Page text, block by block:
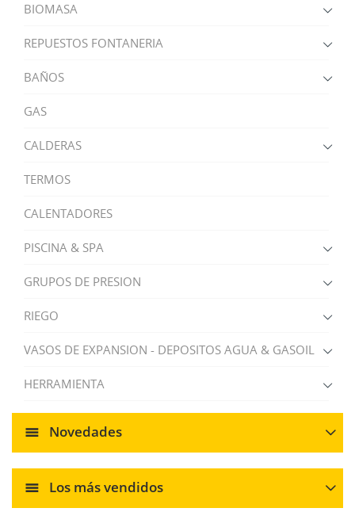
BIOMASA
REPUESTOS FONTANERIA
BAÑOS
GAS
CALDERAS
TERMOS
CALENTADORES
PISCINA & SPA
GRUPOS DE PRESION
RIEGO
VASOS DE EXPANSION - DEPOSITOS AGUA & GASOIL
HERRAMIENTA
Novedades
Los más vendidos